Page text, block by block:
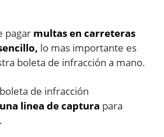
pagar multas en carreteras
lo mas importante es
boleta de infracción a mano.
de infracción
linea de captura para